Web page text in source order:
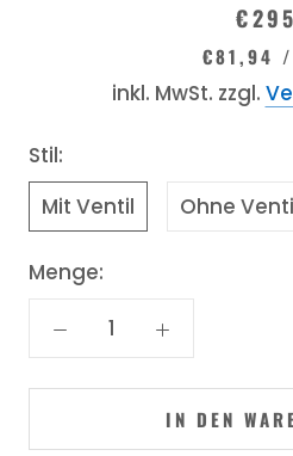
€295
€81,94 /
inkl. MwSt. zzgl.
Stil:
Mit Ventil
Ohne
Menge:
IN DEN